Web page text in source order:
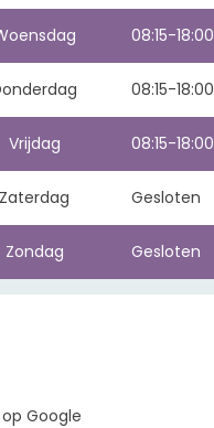
08:15-18:00
08:15-18:00
Vrijdag 08:15-18:00
Zaterdag Gesloten
Zondag Gesloten
Google